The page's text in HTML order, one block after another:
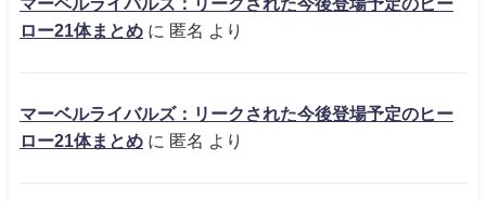
ロー21体まとめ に 匿名 より
マーベルライバルズ：リークされた今後登場予定のヒー
ロー21体まとめ に 匿名 より